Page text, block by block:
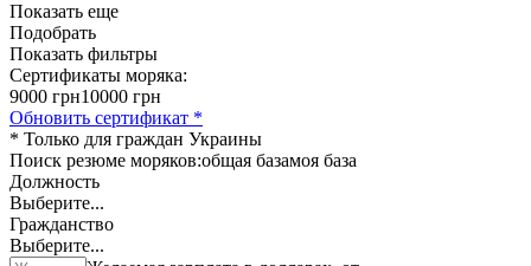
Показать еще
Подобрать
Показать фильтры
Сертификаты моряка:
9000 грн10000 грн
Обновить сертификат *
* Только для граждан Украины
Поиск резюме моряков:общая базамоя база
Должность
Выберите...
Гражданство
Выберите...